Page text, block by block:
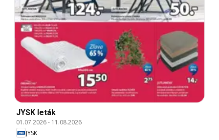
JYSK leták
01.07.2026- 11.08.2026
JYSK